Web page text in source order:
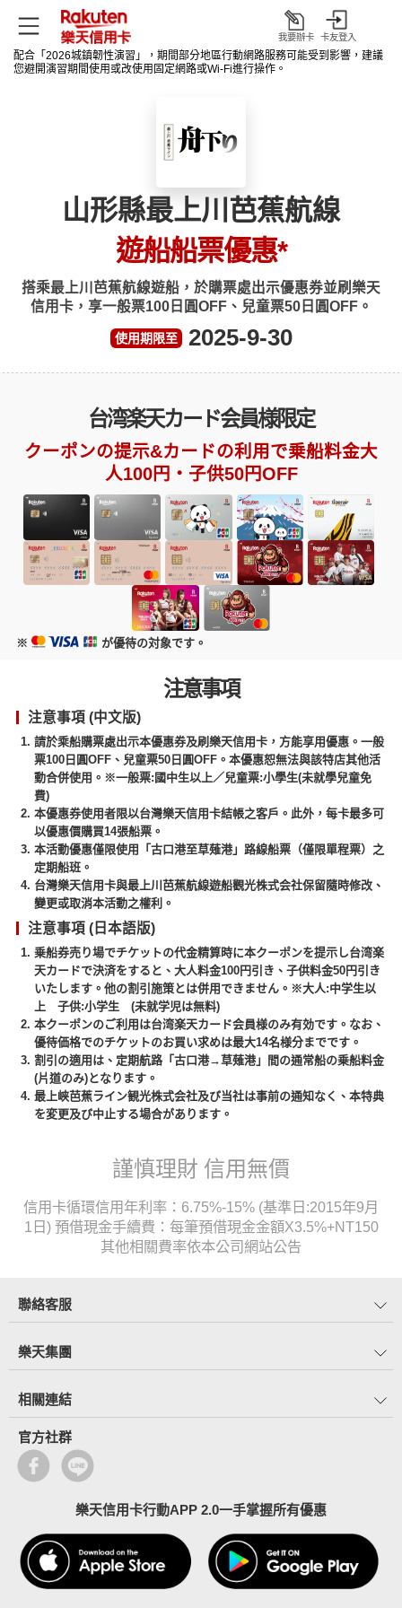
打
開
我要辦卡 卡友登入
配合「2026城鎮韌性演習」，期間部分地區行動網路服務可能受到影響，建議
您避開演習期間使用或改使用固定網路或Wi‑Fi進行操作。
山形縣最上川芭蕉航線
遊船船票優惠*
搭乘最上川芭蕉航線遊船，於購票處出示優惠券並刷樂天
信用卡，享一般票100日圓OFF、兒童票50日圓OFF。
使用期限至 2025-9-30
台湾楽天カード会員様限定
クーポンの提示&カードの利用で乗船料金大
人100円・子供50円OFF
※ が優待の対象です。
注意事項
注意事項 (中文版)
請於乘船購票處出示本優惠券及刷樂天信用卡，方能享用優惠。一般
票100日圓OFF、兒童票50日圓OFF。本優惠恕無法與該特店其他活
動合併使用。※一般票:國中生以上／兒童票:小學生(未就學兒童免
費)
本優惠券使用者限以台灣樂天信用卡結帳之客戶。此外，每卡最多可
以優惠價購買14張船票。
本活動優惠僅限使用「古口港至草薙港」路線船票（僅限單程票）之
定期船班。
台灣樂天信用卡與最上川芭蕉航線遊船觀光株式会社保留隨時修改、
變更或取消本活動之權利。
注意事項 (日本語版)
乗船券売り場でチケットの代金精算時に本クーポンを提示し台湾楽
天カードで決済をすると、大人料金100円引き、子供料金50円引き
いたします。他の割引施策とは併用できません。※大人:中学生以
上 子供:小学生 (未就学児は無料)
本クーポンのご利用は台湾楽天カード会員様のみ有効です。なお、
優待価格でのチケットのお買い求めは最大14名様分までです。
割引の適用は、定期航路「古口港→草薙港」間の通常船の乗船料金
(片道のみ)となります。
最上峡芭蕉ライン観光株式会社及び当社は事前の通知なく、本特典
を変更及び中止する場合があります。
謹慎理財 信用無價
信用卡循環信用年利率：6.75%-15% (基準日:2015年9月
1日) 預借現金手續費：每筆預借現金金額X3.5%+NT150
其他相關費率依本公司網站公告
聯絡客服
樂天集團
相關連結
官方社群
樂天信用卡行動APP 2.0一手掌握所有優惠